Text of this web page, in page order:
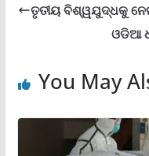
ତୃତୀୟ ବିଶ୍ୱଯୁଦ୍ଧକୁ
ଓଡିଆ
You May